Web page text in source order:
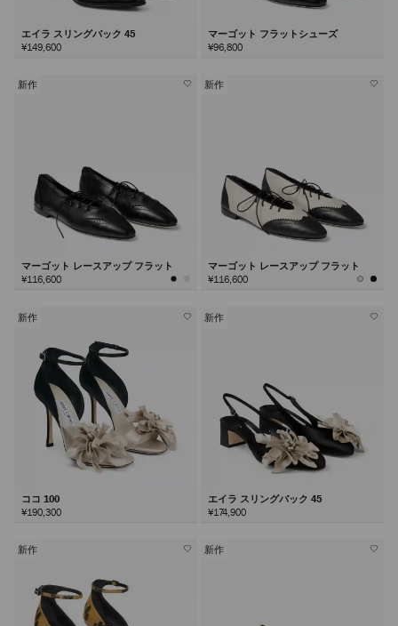
エイラ スリングバック 45
¥149,600
マーゴット フラットシューズ
¥96,800
新作
マーゴット レースアップ フラット
¥116,600
新作
マーゴット レースアップ フラット
¥116,600
新作
ココ 100
¥190,300
新作
エイラ スリングバック 45
¥174,900
新作 新作